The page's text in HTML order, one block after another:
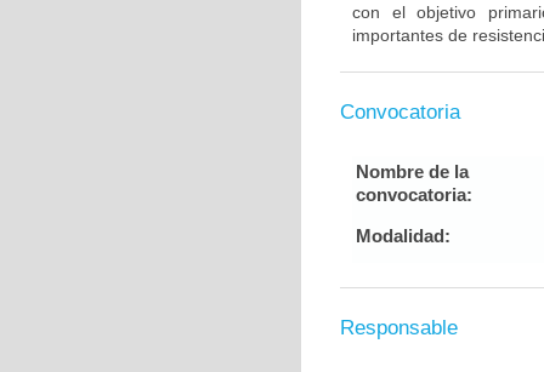
con el objetivo
importantes de
Convocatoria
Nombre de la
convocatoria:
Modalidad:
Responsable